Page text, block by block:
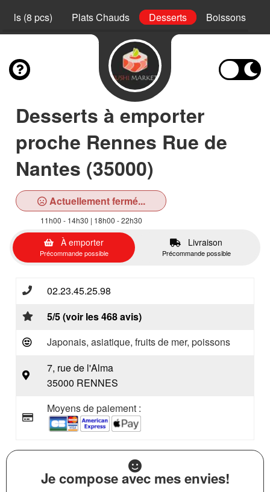
(8 pcs) Plats Chauds Desserts Boissons
Desserts à emporter
proche Rennes Rue de
Nantes (35000)
Actuellement fermé...
11h00 - 14h30 | 18h00 - 22h30
À emporter
Précommande possible
Livraison
Précommande possible
02.23.45.25.98
5/5 (voir les 468 avis)
Japonais, asiatique, fruits de mer, poissons
7, rue de l'Alma
35000 RENNES
Moyens de paiement :
Je compose avec mes envies!